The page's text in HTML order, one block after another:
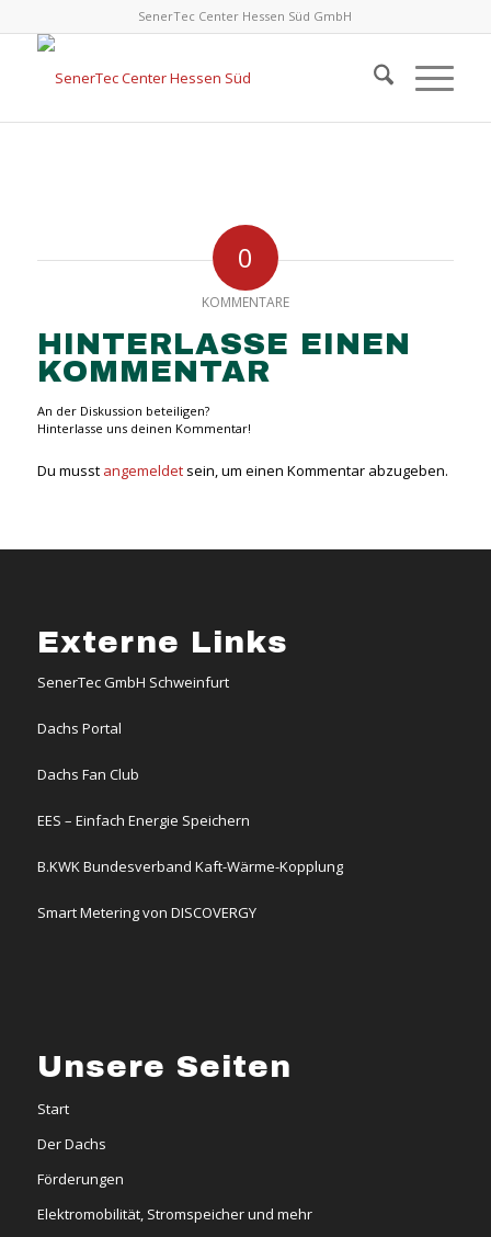
SenerTec Center Hessen Süd GmbH
0
KOMMENTARE
HINTERLASSE EINEN
KOMMENTAR
An der Diskussion beteiligen?
Hinterlasse uns deinen Kommentar!
Du musst angemeldetsein, um einen Kommentar abzugeben.
Externe Links
SenerTec GmbH Schweinfurt
Dachs Portal
Dachs Fan Club
EES – Einfach Energie Speichern
B.KWK Bundesverband Kaft-Wärme-Kopplung
Smart Metering von DISCOVERGY
Unsere Seiten
Start
Der Dachs
Förderungen
Elektromobilität, Stromspeicher und mehr